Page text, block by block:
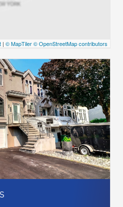
| © MapTiler© OpenStreetMap contributors